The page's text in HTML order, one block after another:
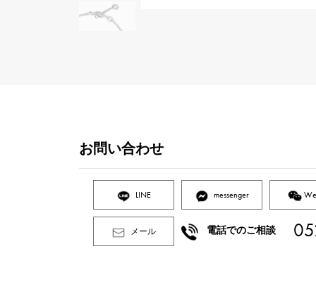
お問い合わせ
LINE messenger
メール 電話でのご相談